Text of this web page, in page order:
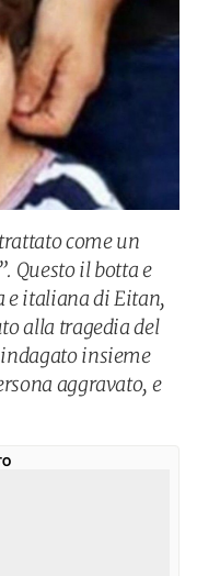
come un
Questo il botta e
e italiana di Eitan,
alla tragedia del
insieme
aggravato, e